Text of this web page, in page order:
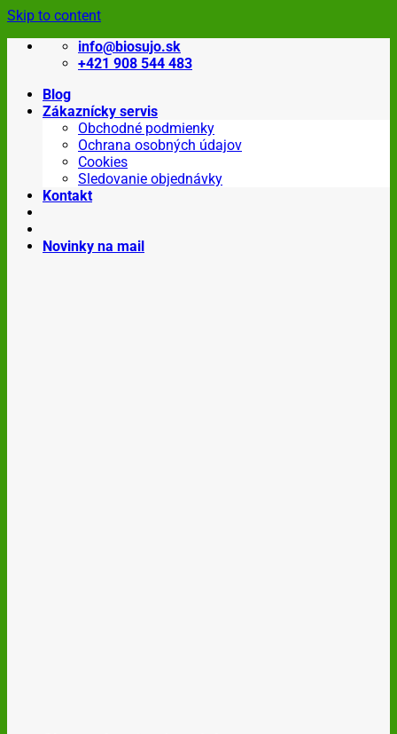
Skip to content
info@biosujo.sk
+421 908 544 483
Blog
Zákaznícky servis
Obchodné podmienky
Ochrana osobných údajov
Cookies
Sledovanie objednávky
Kontakt
Novinky na mail